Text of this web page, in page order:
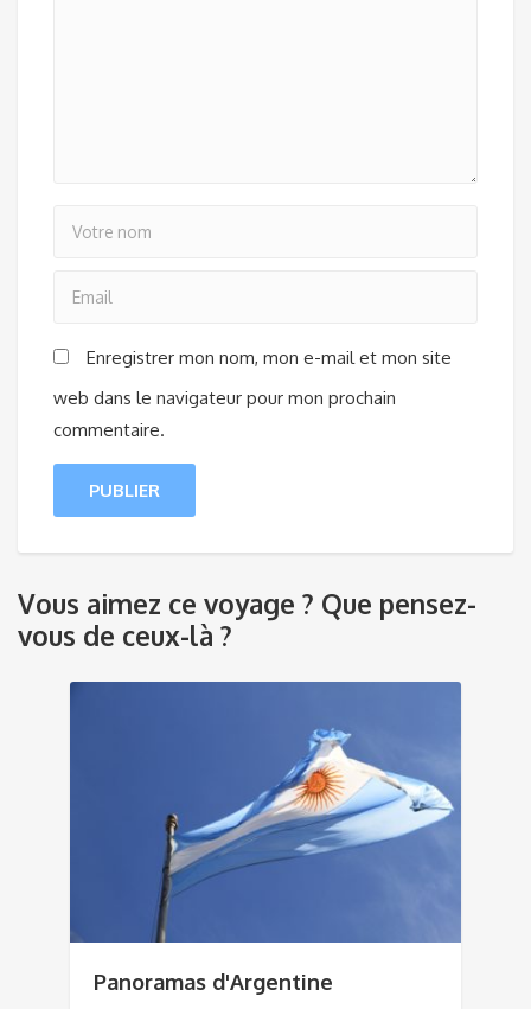
Enregistrer mon nom, mon e-mail et mon site
web dans le navigateur pour mon prochain
commentaire.
Vous aimez ce voyage ? Que pensez-
vous de ceux-là ?
Panoramas d'Argentine